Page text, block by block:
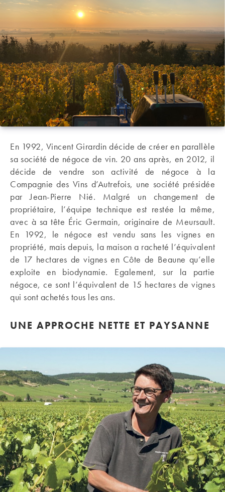
En 1992, Vincent Girardin décide de créer en parallèle
sa société de négoce de vin. 20 ans après, en 2012, il
décide de vendre son activité de négoce à la
Compagnie des Vins d’Autrefois, une société présidée
par Jean-Pierre Nié. Malgré un changement de
propriétaire, l’équipe technique est restée la même,
avec à sa tête Éric Germain, originaire de Meursault.
En 1992, le négoce est vendu sans les vignes en
propriété, mais depuis, la maison a racheté l’équivalent
de 17 hectares de vignes en Côte de Beaune qu’elle
exploite en biodynamie. Egalement, sur la partie
négoce, ce sont l’équivalent de 15 hectares de vignes
qui sont achetés tous les ans.
UNE APPROCHE NETTE ET PAYSANNE